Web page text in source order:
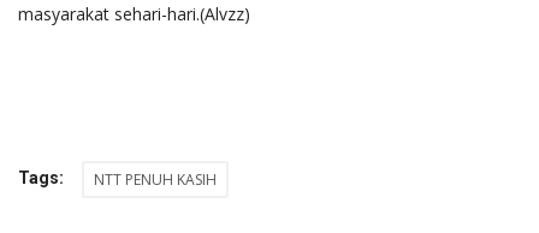
masyarakat sehari-hari.(Alvzz)
Tags: NTT PENUH KASIH